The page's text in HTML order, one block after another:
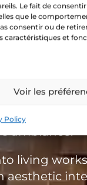
Le fait de consentir
que le
consentir ou de
caractéristiques et
Voir les
Policy
the sun
living
aesthetic